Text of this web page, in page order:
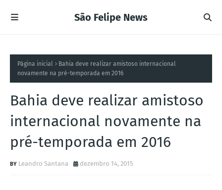
São Felipe News
Página inicial
Bahia deve realizar amistoso internacional
novamente na pré-temporada em 2016
Bahia deve realizar amistoso
internacional novamente na
pré-temporada em 2016
Leandro Santana dezembro 14, 2015